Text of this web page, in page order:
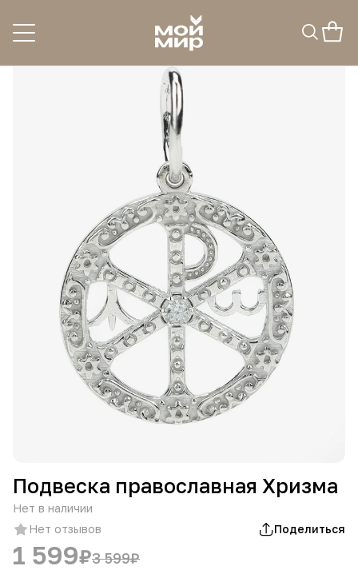
Подвеска православная Хризма
Нет в наличии
Нет отзывов
Поделиться
1 599₽3 599₽